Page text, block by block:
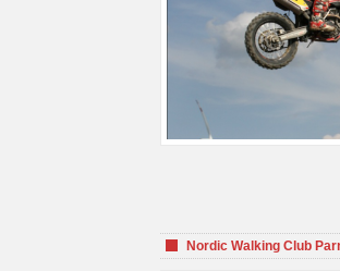
Nordic Walking Club